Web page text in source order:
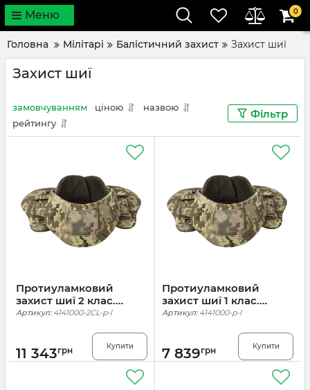
Меню 0
Головна Мілітарі Балістичний захист Захист шиї
Захист шиї
замовчуванням ціною
назвою
рейтингу
Фільтр
Протиуламковий
захист шиї 2 клас.
Піксель
Артикул:4141000-2CL-p-l
11 343грн Купити
Протиуламковий
захист шиї 1 клас.
Піксель
Артикул:4141000-p-l
7 839грн Купити